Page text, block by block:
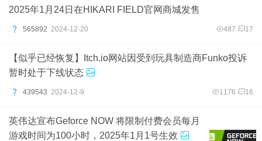
2025年1月24日在HIKARI FIELD官网商城发售
565892 2024-12-20 487 17
【似乎已经恢复】Itch.io网站因受到玩具制造商Funko投诉
暂时处于下线状态
439543 2024-12-9 1176 16
英伟达宣布Geforce NOW 将限制付费会员每月
游戏时间为100小时，2025年1月1号生效